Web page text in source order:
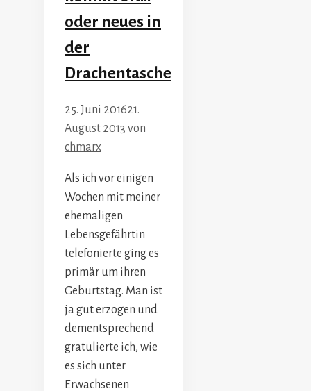
oder neues in
der
Drachentasche
25. Juni 201621.
August 2013 von
chmarx
Als ich vor einigen
Wochen mit meiner
ehemaligen
Lebensgefährtin
telefonierte ging es
primär um ihren
Geburtstag. Man ist
ja gut erzogen und
dementsprechend
gratulierte ich, wie
es sich unter
Erwachsenen